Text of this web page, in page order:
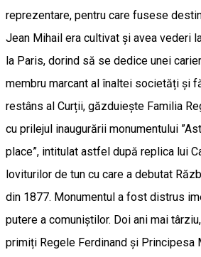
reprezentare, pentru care fusese
Jean Mihail era cultivat și avea vederi
la Paris, dorind să se dedice unei
membru marcant al înaltei societăți și
restâns al Curții, găzduiește Familia
cu prilejul inaugurării monumentului
place”, intitulat astfel după replica lui
loviturilor de tun cu care a debutat
din 1877. Monumentul a fost distrus
putere a comuniștilor. Doi ani mai
primiți Regele Ferdinand și Principesa